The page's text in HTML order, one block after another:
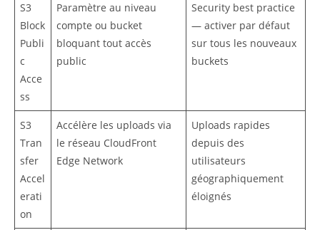
S3
Block
Publi
c
Acce
ss
Paramètre au niveau
compte ou bucket
bloquant tout accès
public
Security best practice
— activer par défaut
sur tous les nouveaux
buckets
S3
Tran
sfer
Accel
erati
on
Accélère les uploads via
le réseau CloudFront
Edge Network
Uploads rapides
depuis des
utilisateurs
géographiquement
éloignés